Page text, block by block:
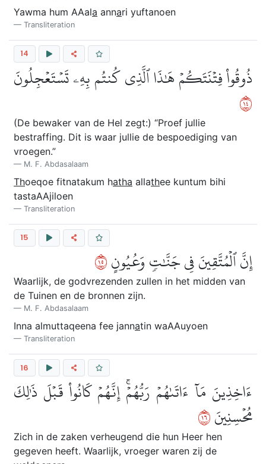
Yawma hum AAala annari yuftanoen
Transliteration
14
ذُوقُواْ فِتۡنَتَكُمۡ هَٰذَا ٱلَّذِي كُنتُم بِهِۦ تَسۡتَعۡجِلُونَ
٤١
(De bewaker van de Hel zegt:) “Proef jullie
bestraffing. Dit is waar jullie de bespoediging van
vroegen.”
M. F. Abdasalaam
Thoeqoe fitnatakum hatha allathee kuntum bihi
tastaAAjiloen
Transliteration
15
إِنَّ ٱلۡمُتَّقِينَ فِي جَنَّٰتٖ وَعُيُونٍ٥١
Waarlijk, de godvrezenden zullen in het midden van
de Tuinen en de bronnen zijn.
M. F. Abdasalaam
Inna almuttaqeena fee jannatin waAAuyoen
Transliteration
16
ءَاخِذِينَ مَآ ءَاتَىٰهُمۡ رَبُّهُمۡۚ إِنَّهُمۡ كَانُواْ قَبۡلَ ذَٰلِكَ
مُحۡسِنِينَ٦١
Zich in de zaken verheugend die hun Heer hen
gegeven heeft. Waarlijk, vroeger waren zij de